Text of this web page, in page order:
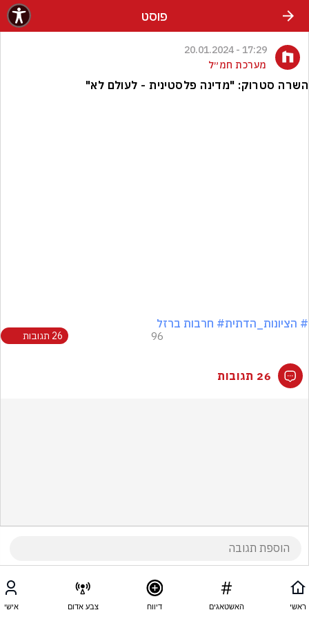
פוסט
17:29 - 20.01.2024
מערכת חמ״ל
השרה סטרוק: "מדינה פלסטינית - לעולם לא"
# הציונות_הדתית# חרבות ברזל
96 26 תגובות
26 תגובות
ראשי האשטאגים דיווח צבע אדום אישי